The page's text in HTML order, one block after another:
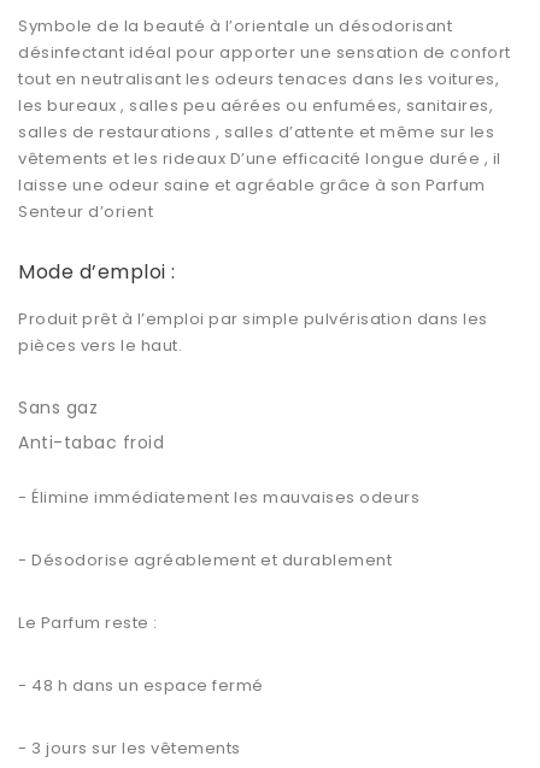
Symbole de la beauté à l’orientale un désodorisant
désinfectant idéal pour apporter une sensation de confort
tout en neutralisant les odeurs tenaces dans les voitures,
les bureaux , salles peu aérées ou enfumées, sanitaires,
salles de restaurations , salles d’attente et même sur les
vêtements et les rideaux D’une efficacité longue durée , il
laisse une odeur saine et agréable grâce à son Parfum
Senteur d’orient
Mode d’emploi :
Produit prêt à l’emploi par simple pulvérisation dans les
pièces vers le haut.
Sans gaz
Anti-tabac froid
- Élimine immédiatement les mauvaises odeurs
- Désodorise agréablement et durablement
Le Parfum reste :
- 48 h dans un espace fermé
- 3 jours sur les vêtements